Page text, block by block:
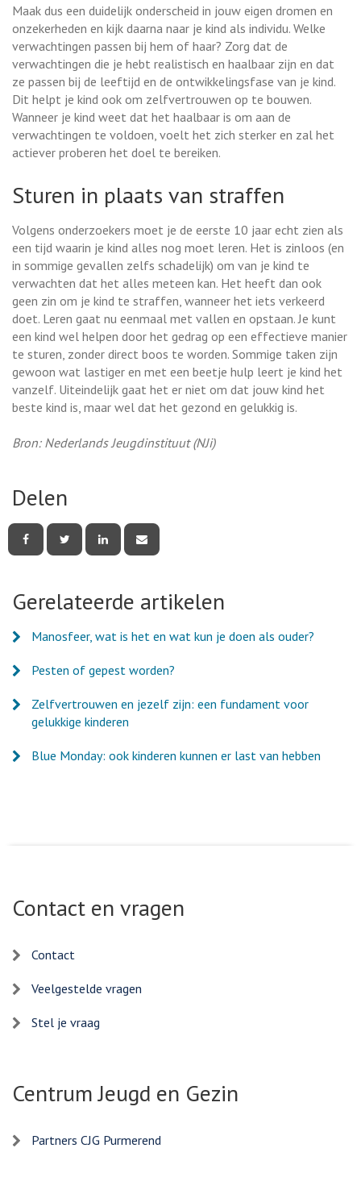
Maak dus een duidelijk onderscheid in jouw eigen dromen en
onzekerheden en kijk daarna naar je kind als individu. Welke
verwachtingen passen bij hem of haar? Zorg dat de
verwachtingen die je hebt realistisch en haalbaar zijn en dat
ze passen bij de leeftijd en de ontwikkelingsfase van je kind.
Dit helpt je kind ook om zelfvertrouwen op te bouwen.
Wanneer je kind weet dat het haalbaar is om aan de
verwachtingen te voldoen, voelt het zich sterker en zal het
actiever proberen het doel te bereiken.
Sturen in plaats van straffen
Volgens onderzoekers moet je de eerste 10 jaar echt zien als
een tijd waarin je kind alles nog moet leren. Het is zinloos (en
in sommige gevallen zelfs schadelijk) om van je kind te
verwachten dat het alles meteen kan. Het heeft dan ook
geen zin om je kind te straffen, wanneer het iets verkeerd
doet. Leren gaat nu eenmaal met vallen en opstaan. Je kunt
een kind wel helpen door het gedrag op een effectieve manier
te sturen, zonder direct boos te worden. Sommige taken zijn
gewoon wat lastiger en met een beetje hulp leert je kind het
vanzelf. Uiteindelijk gaat het er niet om dat jouw kind het
beste kind is, maar wel dat het gezond en gelukkig is.
Bron: Nederlands Jeugdinstituut (NJi)
Delen
deze deze deze deze
mail
Gerelateerde artikelen
Manosfeer, wat is het en wat kun je doen als ouder?
Pesten of gepest worden?
Zelfvertrouwen en jezelf zijn: een fundament voor
gelukkige kinderen
Blue Monday: ook kinderen kunnen er last van hebben
Contact en vragen
Contact
Veelgestelde vragen
Stel je vraag
Centrum Jeugd en Gezin
Partners CJG Purmerend